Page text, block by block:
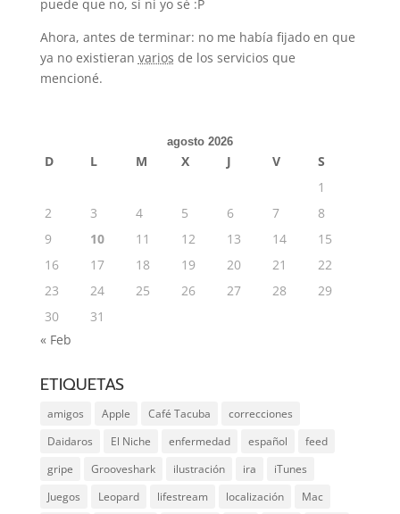
puede que no, si ni yo sé :P
Ahora, antes de terminar: no me había fijado en que
ya no existieran varios de los servicios que
mencioné.
agosto 2026
D L M X J V
S
1
2
3 4 5 6 7
8
9
10 11 12 13 14
15
16
17 18 19 20 21
22
23
24 25 26 27 28
29
30
31
« Feb
ETIQUETAS
amigos Apple Café Tacuba
correcciones
Daidaros
El Niche enfermedad español
feed
gripe
Grooveshark ilustración ira
iTunes
Juegos
Leopard lifestream localización
Mac